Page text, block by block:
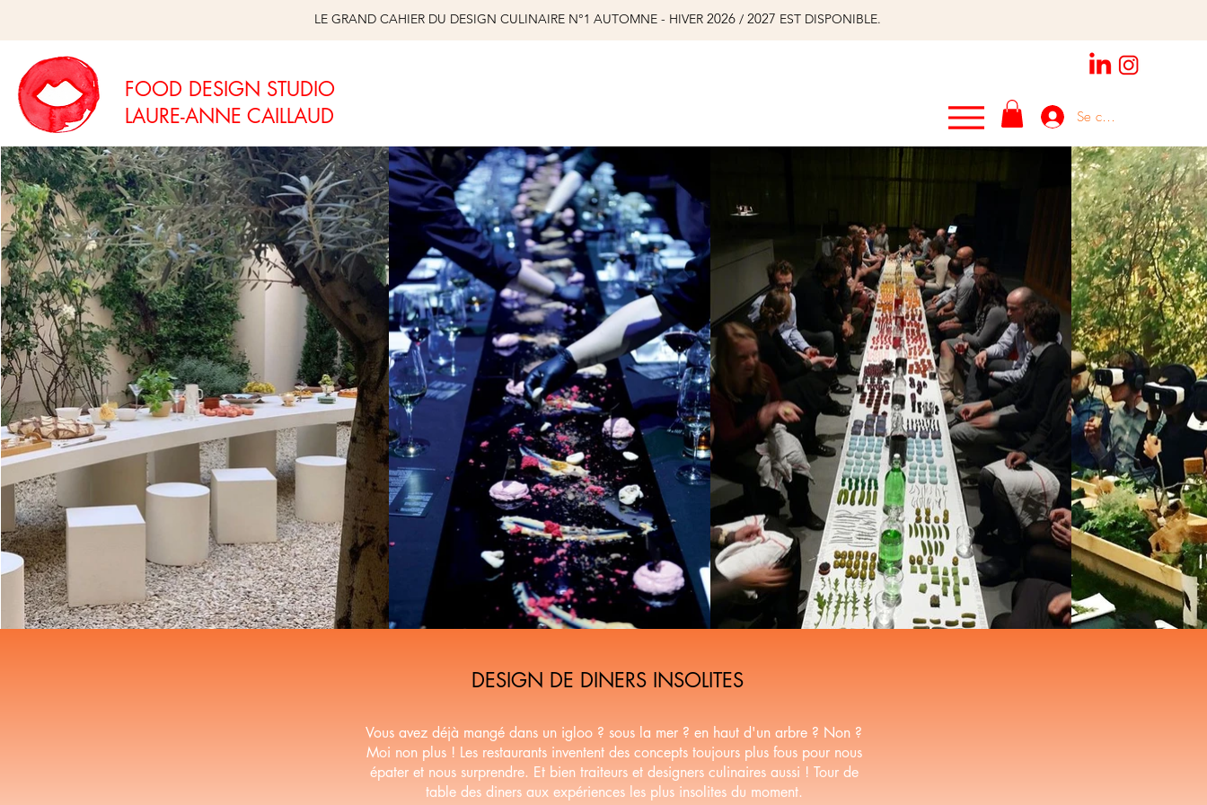
LE GRAND CAHIER DU DESIGN CULINAIRE N°1 AUTOMNE - HIVER 2026 / 2027 EST DISPONIBLE.
FOOD DESIGN STUDIO
LAURE-ANNE CAILLAUD
Se connecter
DESIGN DE DINERS INSOLITES
Vous avez déjà mangé dans un igloo ? sous la mer ? en haut d'un arbre ? Non ?
Moi non plus ! Les restaurants inventent des concepts toujours plus fous pour nous
épater et nous surprendre. Et bien traiteurs et designers culinaires aussi ! Tour de
table des diners aux expériences les plus insolites du moment.